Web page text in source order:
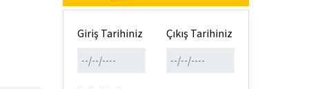
Giriş Tarihiniz Çıkış Tarihiniz